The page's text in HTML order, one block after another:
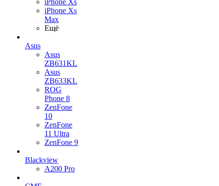
iPhone Xs
iPhone Xs
Max
Ещё
Asus
Asus
ZB631KL
Asus
ZB633KL
ROG
Phone 8
ZenFone
10
ZenFone
11 Ultra
ZenFone 9
Blackview
A200 Pro